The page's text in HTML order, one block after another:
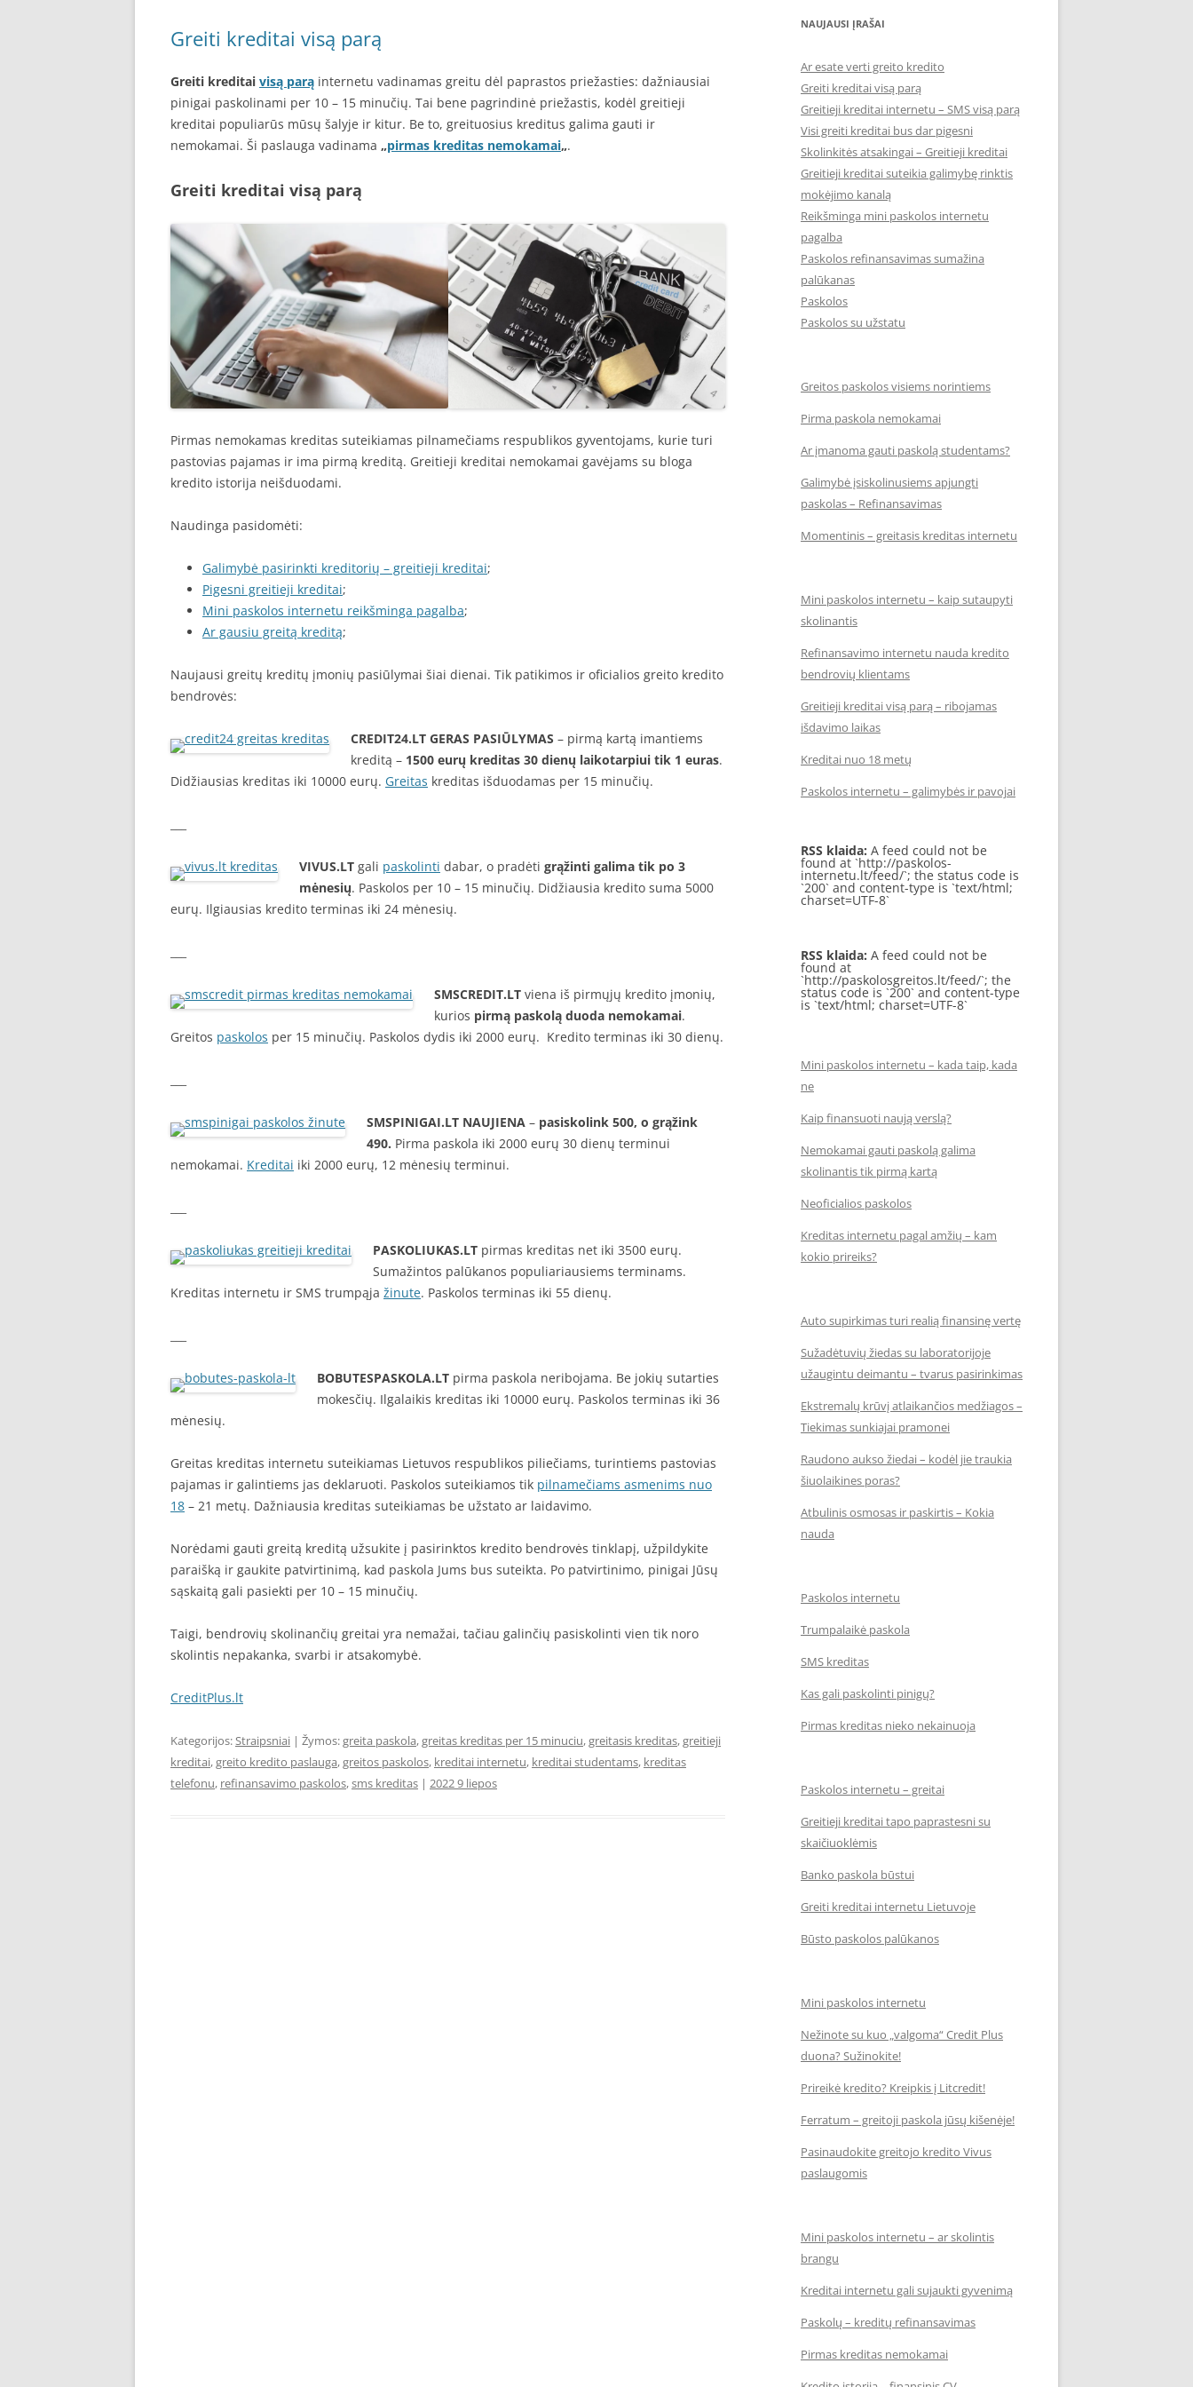
Greiti kreditai visą parą
Greiti kreditai visą parą internetu vadinamas greitu dėl paprastos priežasties: dažniausiai
pinigai paskolinami per 10 – 15 minučių. Tai bene pagrindinė priežastis, kodėl greitieji
kreditai populiarūs mūsų šalyje ir kitur. Be to, greituosius kreditus galima gauti ir
nemokamai. Ši paslauga vadinama „pirmas kreditas nemokamai„.
Greiti kreditai visą parą
Pirmas nemokamas kreditas suteikiamas pilnamečiams respublikos gyventojams, kurie turi
pastovias pajamas ir ima pirmą kreditą. Greitieji kreditai nemokamai gavėjams su bloga
kredito istorija neišduodami.
Naudinga pasidomėti:
Galimybė pasirinkti kreditorių – greitieji kreditai;
Pigesni greitieji kreditai;
Mini paskolos internetu reikšminga pagalba;
Ar gausiu greitą kreditą;
Naujausi greitų kreditų įmonių pasiūlymai šiai dienai. Tik patikimos ir oficialios greito kredito
bendrovės:
CREDIT24.LT GERAS PASIŪLYMAS – pirmą kartą imantiems
kreditą – 1500 eurų kreditas 30 dienų laikotarpiui tik 1 euras.
Didžiausias kreditas iki 10000 eurų. Greitas kreditas išduodamas per 15 minučių.
VIVUS.LT gali paskolinti dabar, o pradėti grąžinti galima tik po 3
mėnesių. Paskolos per 10 – 15 minučių. Didžiausia kredito suma 5000
eurų. Ilgiausias kredito terminas iki 24 mėnesių.
SMSCREDIT.LT viena iš pirmųjų kredito įmonių,
kurios pirmą paskolą duoda nemokamai.
Greitos paskolos per 15 minučių. Paskolos dydis iki 2000 eurų. Kredito terminas iki 30 dienų.
SMSPINIGAI.LT NAUJIENA – pasiskolink 500, o grąžink
490. Pirma paskola iki 2000 eurų 30 dienų terminui
nemokamai. Kreditai iki 2000 eurų, 12 mėnesių terminui.
PASKOLIUKAS.LT pirmas kreditas net iki 3500 eurų.
Sumažintos palūkanos populiariausiems terminams.
Kreditas internetu ir SMS trumpąja žinute. Paskolos terminas iki 55 dienų.
BOBUTESPASKOLA.LT pirma paskola neribojama. Be jokių sutarties
mokesčių. Ilgalaikis kreditas iki 10000 eurų. Paskolos terminas iki 36
mėnesių.
Greitas kreditas internetu suteikiamas Lietuvos respublikos piliečiams, turintiems pastovias
pajamas ir galintiems jas deklaruoti. Paskolos suteikiamos tik pilnamečiams asmenims nuo
18 – 21 metų. Dažniausia kreditas suteikiamas be užstato ar laidavimo.
Norėdami gauti greitą kreditą užsukite į pasirinktos kredito bendrovės tinklapį, užpildykite
paraišką ir gaukite patvirtinimą, kad paskola Jums bus suteikta. Po patvirtinimo, pinigai Jūsų
sąskaitą gali pasiekti per 10 – 15 minučių.
Taigi, bendrovių skolinančių greitai yra nemažai, tačiau galinčių pasiskolinti vien tik noro
skolintis nepakanka, svarbi ir atsakomybė.
CreditPlus.lt
Kategorijos:Straipsniai | Žymos:greita paskola,greitas kreditas per 15 minuciu,greitasis kreditas,greitieji
kreditai,greito kredito paslauga,greitos paskolos, kreditai internetu, kreditai studentams, kreditas
telefonu, refinansavimo paskolos,sms kreditas | 2022 9 liepos
NAUJAUSI ĮRAŠAI
Ar esate verti greito kredito
Greiti kreditai visą parą
Greitieji kreditai internetu – SMS visą parą
Visi greiti kreditai bus dar pigesni
Skolinkitės atsakingai – Greitieji kreditai
Greitieji kreditai suteikia galimybę rinktis
mokėjimo kanalą
Reikšminga mini paskolos internetu
pagalba
Paskolos refinansavimas sumažina
palūkanas
Paskolos
Paskolos su užstatu
Greitos paskolos visiems norintiems
Pirma paskola nemokamai
Ar įmanoma gauti paskolą studentams?
Galimybė įsiskolinusiems apjungti
paskolas – Refinansavimas
Momentinis – greitasis kreditas internetu
Mini paskolos internetu – kaip sutaupyti
skolinantis
Refinansavimo internetu nauda kredito
bendrovių klientams
Greitieji kreditai visą parą – ribojamas
išdavimo laikas
Kreditai nuo 18 metų
Paskolos internetu – galimybės ir pavojai
RSS klaida: A feed could not be
found at `http://paskolos-
internetu.lt/feed/`; the status code is
`200` and content-type is `text/html;
charset=UTF-8`
RSS klaida: A feed could not be
found at
`http://paskolosgreitos.lt/feed/`; the
status code is `200` and content-type
is `text/html; charset=UTF-8`
Mini paskolos internetu – kada taip, kada
ne
Kaip finansuoti naują verslą?
Nemokamai gauti paskolą galima
skolinantis tik pirmą kartą
Neoficialios paskolos
Kreditas internetu pagal amžių – kam
kokio prireiks?
Auto supirkimas turi realią finansinę vertę
Sužadėtuvių žiedas su laboratorijoje
užaugintu deimantu – tvarus pasirinkimas
Ekstremalų krūvį atlaikančios medžiagos –
Tiekimas sunkiajai pramonei
Raudono aukso žiedai – kodėl jie traukia
šiuolaikines poras?
Atbulinis osmosas ir paskirtis – Kokia
nauda
Paskolos internetu
Trumpalaikė paskola
SMS kreditas
Kas gali paskolinti pinigų?
Pirmas kreditas nieko nekainuoja
Paskolos internetu – greitai
Greitieji kreditai tapo paprastesni su
skaičiuoklėmis
Banko paskola būstui
Greiti kreditai internetu Lietuvoje
Būsto paskolos palūkanos
Mini paskolos internetu
Nežinote su kuo „valgoma“ Credit Plus
duona? Sužinokite!
Prireikė kredito? Kreipkis į Litcredit!
Ferratum – greitoji paskola jūsų kišenėje!
Pasinaudokite greitojo kredito Vivus
paslaugomis
Mini paskolos internetu – ar skolintis
brangu
Kreditai internetu gali sujaukti gyvenimą
Paskolų – kreditų refinansavimas
Pirmas kreditas nemokamai